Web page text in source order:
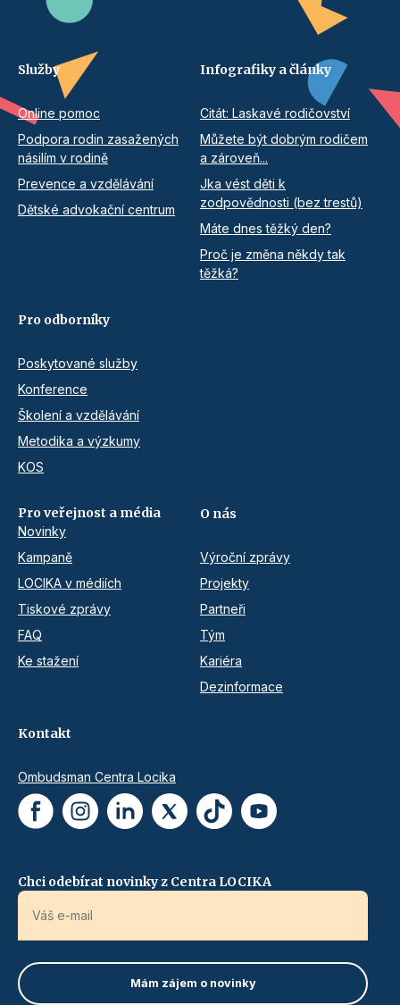
Služby
Online pomoc
Podpora rodin zasažených
násilím v rodině
Prevence a vzdělávání
Dětské advokační centrum
Infografiky a články
Citát: Laskavé rodičovství
Můžete být dobrým rodičem
a zároveň...
Jka vést děti k
zodpovědnosti (bez trestů)
Máte dnes těžký den?
Proč je změna někdy tak
těžká?
Pro odborníky
Poskytované služby
Konference
Školení a vzdělávání
Metodika a výzkumy
KOS
Pro veřejnost a média
Novinky
Kampaně
LOCIKA v médiích
Tiskové zprávy
FAQ
Ke stažení
O nás
Výroční zprávy
Projekty
Partneři
Tým
Kariéra
Dezinformace
Kontakt
Ombudsman Centra Locika
Chci odebírat novinky z Centra LOCIKA